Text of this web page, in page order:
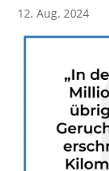
12. Aug. 2024